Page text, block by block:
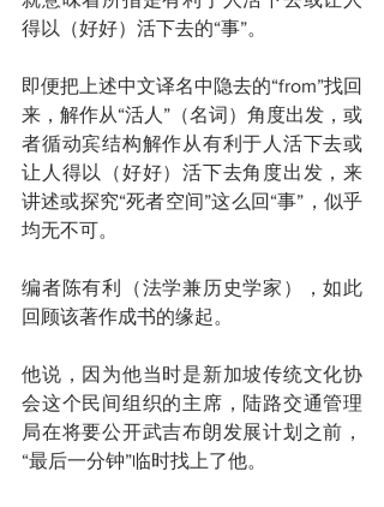
得以（好好）活下去的“事”。
即便把上述中文译名中隐去的“from”找回
来，解作从“活人”（名词）角度出发，或
者循动宾结构解作从有利于人活下去或
让人得以（好好）活下去角度出发，来
讲述或探究“死者空间”这么回“事”，似乎
均无不可。
编者陈有利（法学兼历史学家），如此
回顾该著作成书的缘起。
他说，因为他当时是新加坡传统文化协
会这个民间组织的主席，陆路交通管理
局在将要公开武吉布朗发展计划之前，
“最后一分钟”临时找上了他。